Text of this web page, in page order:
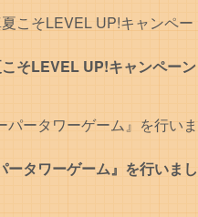
こそLEVEL UP!キャンペーン
ータワーゲーム』を行いまし